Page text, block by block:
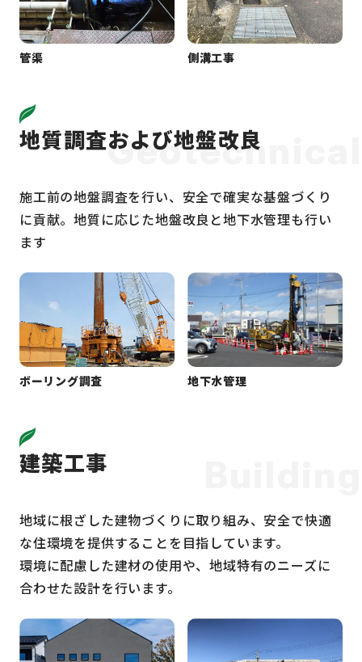
管渠 側溝工事
地質調査および地盤改良
Geotechnical
施工前の地盤調査を行い、安全で確実な基盤づくり
に貢献。地質に応じた地盤改良と地下水管理も行い
ます
ボーリング調査 地下水管理
建築工事
地域に根ざした建物づくりに取り組み、安全で快適
な住環境を提供することを目指しています。
環境に配慮した建材の使用や、地域特有のニーズに
合わせた設計を行います。